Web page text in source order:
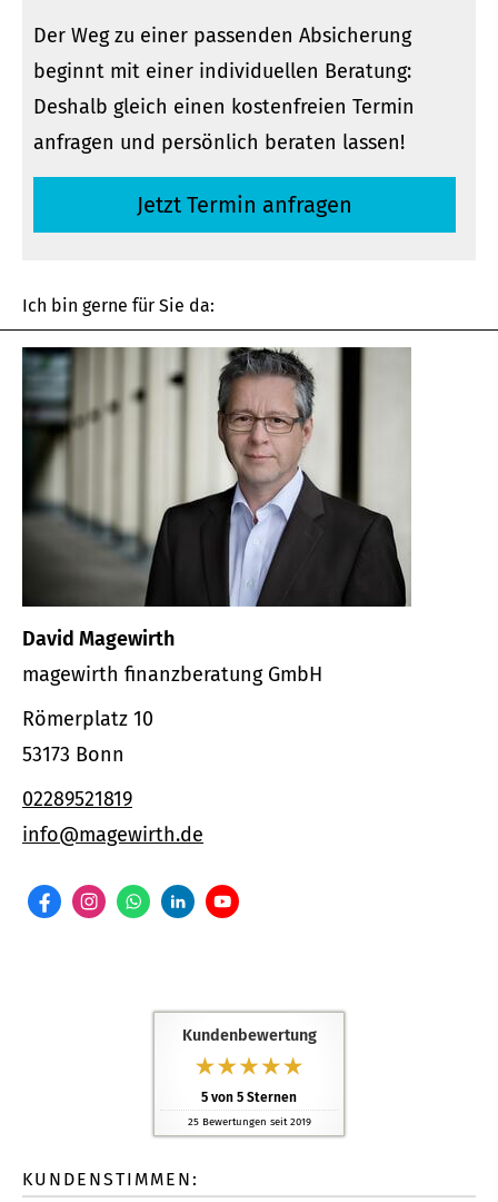
Der Weg zu einer passenden Absicherung
beginnt mit einer individuellen Beratung:
Deshalb gleich einen kostenfreien Termin
anfragen und persönlich beraten lassen!
Jetzt Termin anfragen
Ich bin gerne für Sie da:
David Magewirth
magewirth finanzberatung GmbH
Römerplatz 10
53173 Bonn
02289521819
info@magewirth.de
Kundenbewertung
5 von 5 Sternen
25Bewertungen seit 2019
KUNDENSTIMMEN: